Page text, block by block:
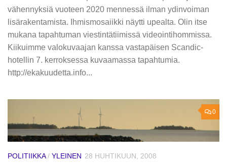
vähennyksiä vuoteen 2020 mennessä ilman ydinvoiman
lisärakentamista. Ihmismosaiikki näytti upealta. Olin itse
mukana tapahtuman viestintätiimissä videointihommissa.
Kiikuimme valokuvaajan kanssa vastapäisen Scandic-
hotellin 7. kerroksessa kuvaamassa tapahtumia.
http://ekakuudetta.info...
0
POLITIIKKA/ YLEINEN 28 HUHTIKUUN, 2008